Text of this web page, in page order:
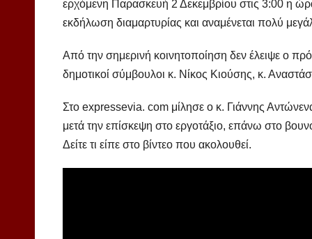
ερχόμενη Παρασκευή 2 Δεκεμβρίου στις 3:00 η
εκδήλωση διαμαρτυρίας και αναμένεται πολύ
Από την σημερινή κοινητοποίηση δεν έλειψε ο
δημοτικοί σύμβουλοι κ. Νίκος Κιούσης, κ.
Στο expressevia. com μίλησε ο κ. Γιάννης
μετά την επίσκεψη στο εργοτάξιο, επάνω στο
Δείτε τι είπε στο βίντεο που ακολουθεί.